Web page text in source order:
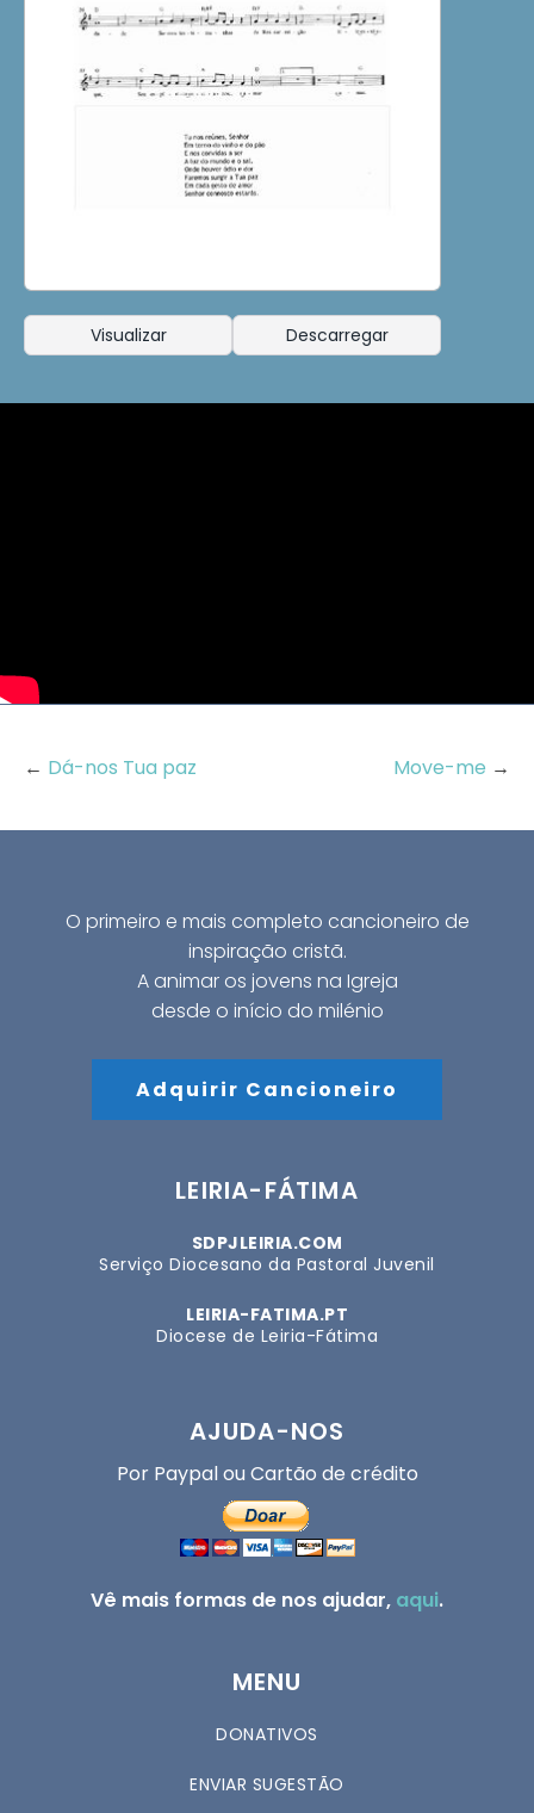
Visualizar Descarregar
← Dá-nos Tua paz Move-me →
O primeiro e mais completo cancioneiro de
inspiração cristã.
A animar os jovens na Igreja
desde o início do milénio
Adquirir Cancioneiro
LEIRIA-FÁTIMA
SDPJLEIRIA.COM
Serviço Diocesano da Pastoral Juvenil
LEIRIA-FATIMA.PT
Diocese de Leiria-Fátima
AJUDA-NOS
Por Paypal ou Cartão de crédito
Vê mais formas de nos ajudar, aqui.
MENU
DONATIVOS
ENVIAR SUGESTÃO